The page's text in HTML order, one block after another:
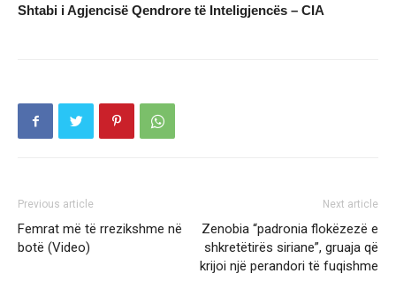
Shtabi i Agjencisë Qendrore të Inteligjencës – CIA
Previous article
Femrat më të rrezikshme në
botë (Video)
Next article
Zenobia “padronia flokëzezë e
shkretëtirës siriane”, gruaja që
krijoi një perandori të fuqishme